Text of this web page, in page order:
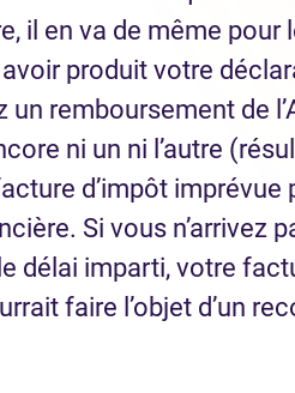
il en va de même
produit votre
un remboursement de
ni un ni l’autre
d’impôt
Si vous n’arrivez
le délai imparti, votre
faire l’objet d’un